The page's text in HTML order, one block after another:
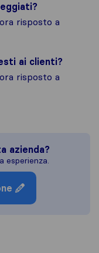
risposto a
ai clienti?
risposto a
azienda?
esperienza.